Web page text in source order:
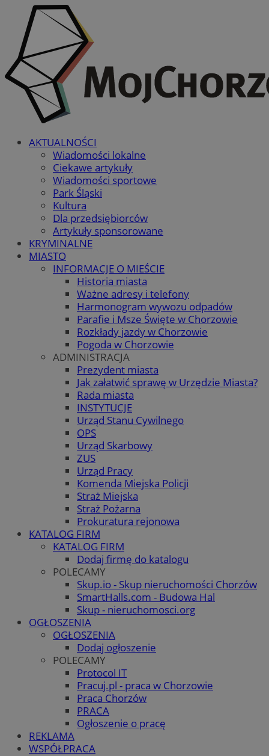
AKTUALNOŚCI
Wiadomości lokalne
Ciekawe artykuły
Wiadomości sportowe
Park Śląski
Kultura
Dla przedsiębiorców
Artykuły sponsorowane
KRYMINALNE
MIASTO
INFORMACJE O MIEŚCIE
Historia miasta
Ważne adresy i telefony
Harmonogram wywozu odpadów
Parafie i Msze Święte w Chorzowie
Rozkłady jazdy w Chorzowie
Pogoda w Chorzowie
ADMINISTRACJA
Prezydent miasta
Jak załatwić sprawę w Urzędzie Miasta?
Rada miasta
INSTYTUCJE
Urząd Stanu Cywilnego
OPS
Urząd Skarbowy
ZUS
Urząd Pracy
Komenda Miejska Policji
Straż Miejska
Straż Pożarna
Prokuratura rejonowa
KATALOG FIRM
KATALOG FIRM
Dodaj firmę do katalogu
POLECAMY
Skup.io - Skup nieruchomości Chorzów
SmartHalls.com - Budowa Hal
Skup - nieruchomosci.org
OGŁOSZENIA
OGŁOSZENIA
Dodaj ogłoszenie
POLECAMY
Protocol IT
Pracuj.pl - praca w Chorzowie
Praca Chorzów
PRACA
Ogłoszenie o pracę
REKLAMA
WSPÓŁPRACA